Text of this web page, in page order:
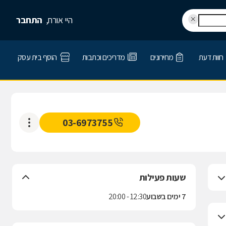
היי אורח, התחבר
חוות דעת מחירונים מדריכים וכתבות הוסף בית עסק
03-6973755
שעות פעילות
7 ימים בשבוע 12:30 - 20:00